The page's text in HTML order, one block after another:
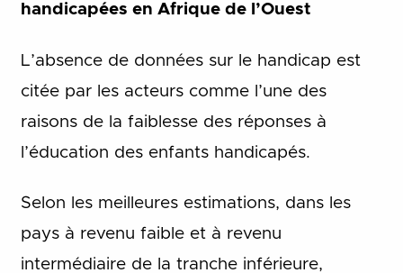
handicapées en Afrique de l’Ouest
L’absence de données sur le handicap est
citée par les acteurs comme l’une des
raisons de la faiblesse des réponses à
l’éducation des enfants handicapés.
Selon les meilleures estimations, dans les
pays à revenu faible et à revenu
intermédiaire de la tranche inférieure,